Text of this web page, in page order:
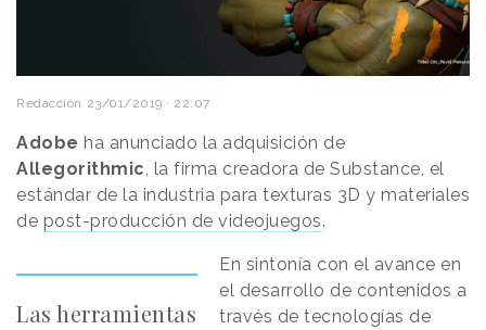
Redacción 23/01/2019 · 22:07
Adobe ha anunciado la adquisición de
Allegorithmic, la firma creadora de Substance, el
estándar de la industria para texturas 3D y materiales
de post-producción de videojuegos.
Las herramientas
En sintonía con el avance en
el desarrollo de contenidos a
través de tecnologías de